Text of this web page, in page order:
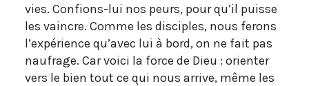
vies. Confions-lui nos peurs, pour qu’il puisse
les vaincre. Comme les disciples, nous ferons
l’expérience qu’avec lui à bord, on ne fait pas
naufrage. Car voici la force de Dieu : orienter
vers le bien tout ce qui nous arrive, même les